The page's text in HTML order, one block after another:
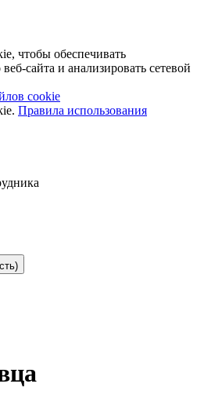
чтобы обеспечивать
сайта и анализировать сетевой
cookie
Правила использования